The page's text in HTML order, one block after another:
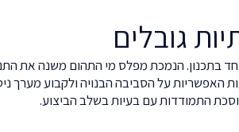
גובלים
בתכנון. הנמכת מפלס מי התהום משנה את
האפשריות על הסביבה הבנויה ולקבוע מערך
התמודדות עם בעיות בשלב הביצוע.